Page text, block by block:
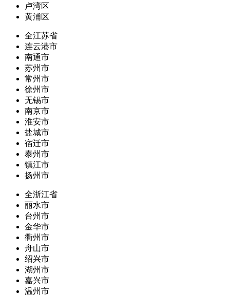
卢湾区
黄浦区
全江苏省
连云港市
南通市
苏州市
常州市
徐州市
无锡市
南京市
淮安市
盐城市
宿迁市
泰州市
镇江市
扬州市
全浙江省
丽水市
台州市
金华市
衢州市
舟山市
绍兴市
湖州市
嘉兴市
温州市